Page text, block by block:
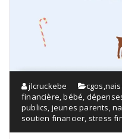
jlcruckebe cgos
financière ,bébé
publics jeunes parents ,
soutien financier stress